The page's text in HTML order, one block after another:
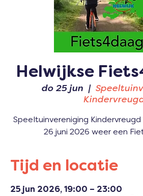
Helwijkse
do 25 jun
  |
Speeltuinvereniging
Tijd en locatie
25 jun 2026, 19:00 – 23:00